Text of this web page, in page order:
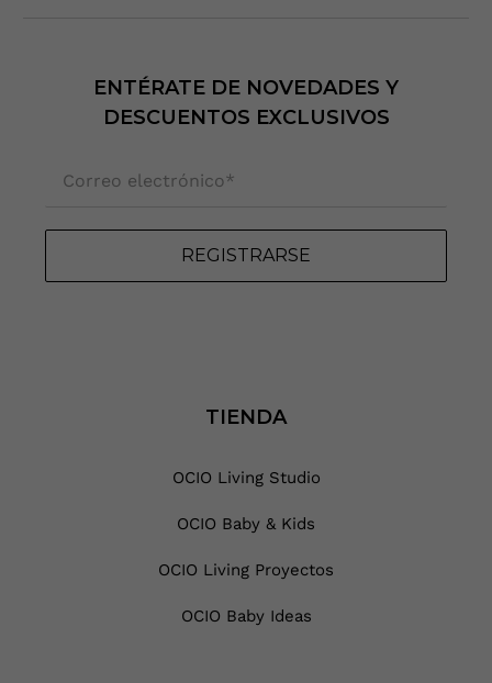
ENTÉRATE DE NOVEDADES Y
DESCUENTOS EXCLUSIVOS
REGISTRARSE
TIENDA
OCIO Living Studio
OCIO Baby & Kids
OCIO Living Proyectos
OCIO Baby Ideas